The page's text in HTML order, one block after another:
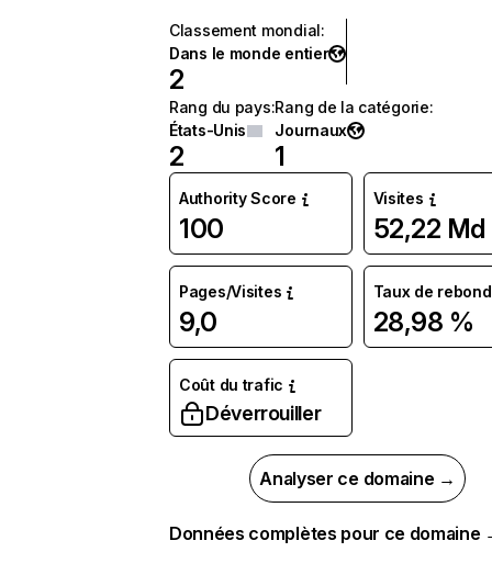
Classement mondial:
Dans le monde entier
2
Rang du pays:
États-Unis
2
Rang de la catégorie:
Journaux
1
Authority Score
100
Visites
52,22 Md
Pages/Visites
9,0
Taux de rebond
28,98 %
Coût du trafic
Déverrouiller
Analyser ce domaine →
Données complètes pour ce domaine